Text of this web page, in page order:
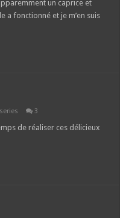
un caprice et
a fonctionné et je m’en suis
3
de réaliser ces délicieux